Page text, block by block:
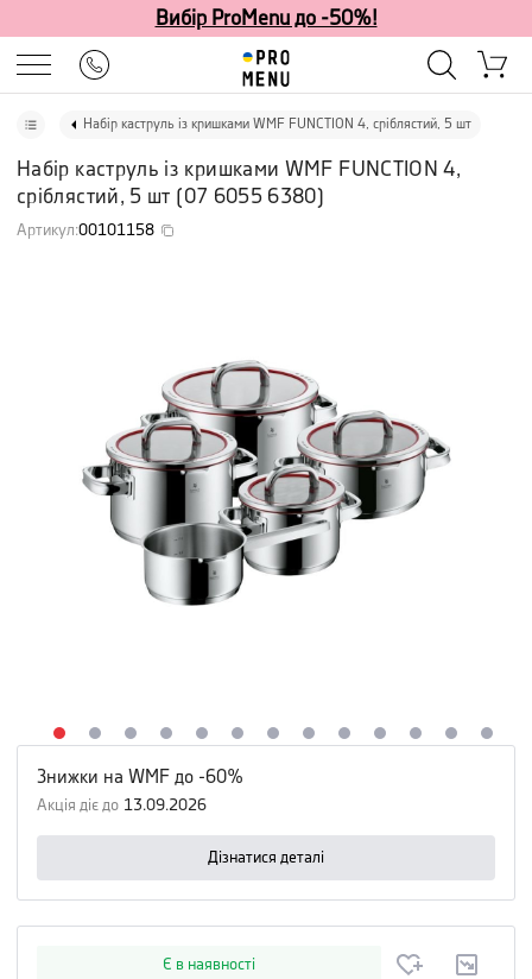
Вибір ProMenu до -50%!
Набір каструль із кришками WMF FUNCTION 4, сріблястий, 5 шт
Набір каструль із кришками WMF FUNCTION 4,
сріблястий, 5 шт (07 6055 6380)
Артикул:00101158
Знижки на WMF до -60%
Акція діє до 13.09.2026
Дізнатися деталі
Є в наявності